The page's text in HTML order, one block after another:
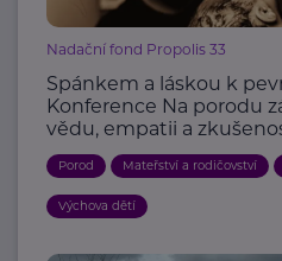
Nadační fond Propolis 33
Spánkem a láskou k
Konference Na porodu
vědu, empatii a
Porod Mateřství a rodičovství
Výchova dětí